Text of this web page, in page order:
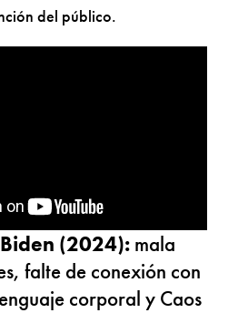
del público.
(2024): mala
falte de conexión con
corporal y Caos